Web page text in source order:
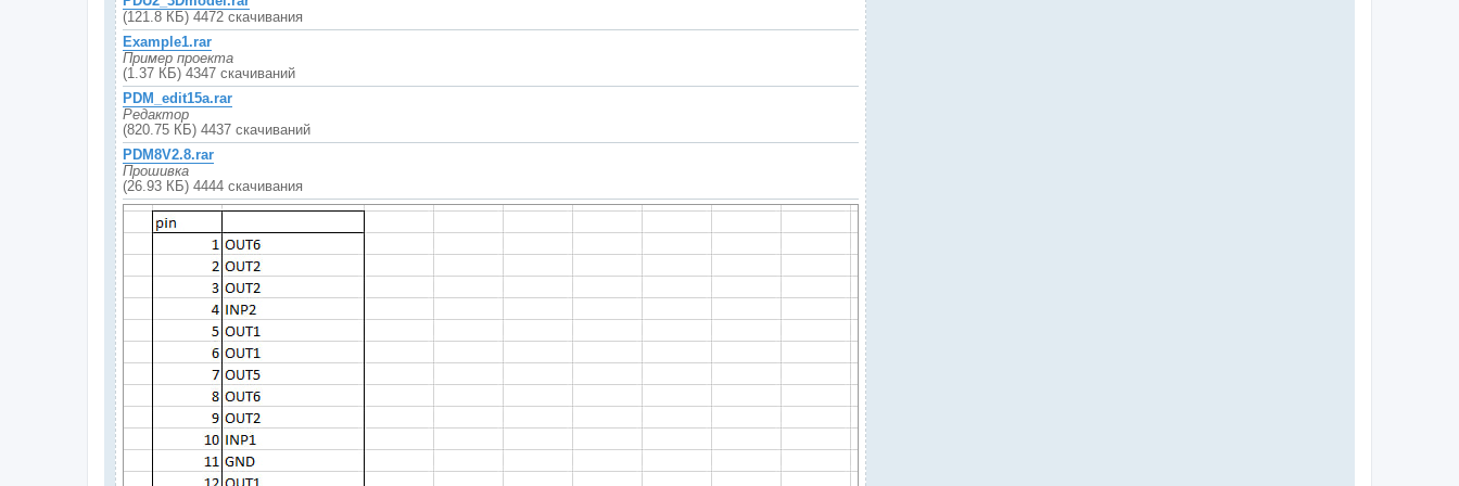
(121.8 КБ) 4472 скачивания
Example1.rar
Пример проекта
(1.37 КБ) 4347 скачиваний
PDM_edit15a.rar
Редактор
(820.75 КБ) 4437 скачиваний
PDM8V2.8.rar
Прошивка
(26.93 КБ) 4444 скачивания